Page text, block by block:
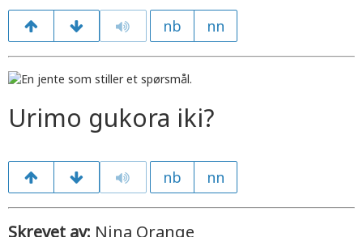
nb nn
Urimo gukora iki?
nb nn
Skrevet av: Nina Orange